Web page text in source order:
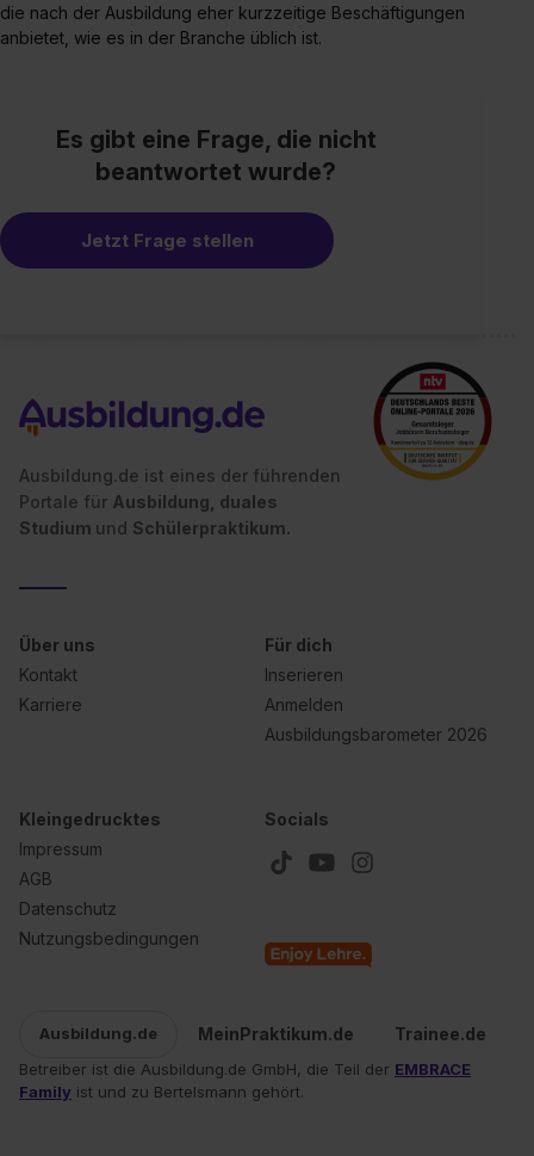
die nach der Ausbildung eher kurzzeitige Beschäftigungen
anbietet, wie es in der Branche üblich ist.
Es gibt eine Frage, die nicht
beantwortet wurde?
Jetzt Frage stellen
Ausbildung.de ist eines der führenden
Portale für Ausbildung, duales
Studium und Schülerpraktikum.
Über uns
Kontakt
Karriere
Für dich
Inserieren
Anmelden
Ausbildungsbarometer 2026
Kleingedrucktes
Impressum
AGB
Datenschutz
Nutzungsbedingungen
Socials
Ausbildung.de MeinPraktikum.de Trainee.de
Betreiber ist die Ausbildung.de GmbH, die Teil der EMBRACE
Family ist und zu Bertelsmann gehört.